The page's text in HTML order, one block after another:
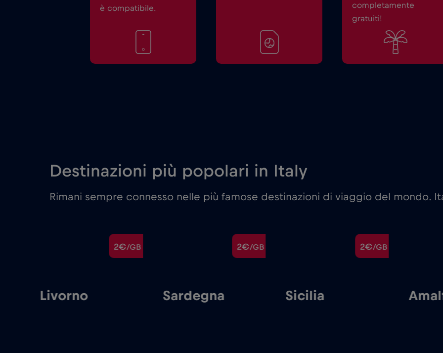
è compatibile.
completamente
gratuiti!
Destinazioni più popolari in Italy
Rimani sempre connesso nelle più famose destinazioni di viaggio del mondo.
2€/GB
Livorno
2€/GB
Sardegna
2€/GB
Sicilia